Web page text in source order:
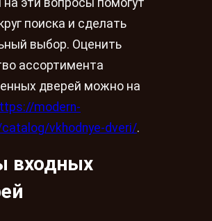
поиска и сделать
выбор. Оценить
ассортимента
дверей можно на
modern-
vkhodnye-dveri/.
входных